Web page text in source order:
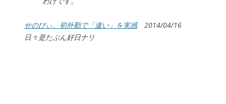
せのびぃ、初外勤で「違い」を実感2014/04/16
日々是たぶん好日ナリ